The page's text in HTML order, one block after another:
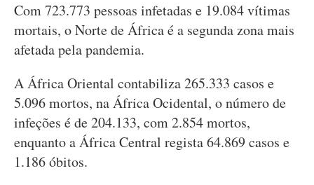
Com 723.773 pessoas infetadas e 19.084 vítimas
mortais, o Norte de África é a segunda zona mais
afetada pela pandemia.
A África Oriental contabiliza 265.333 casos e
5.096 mortos, na África Ocidental, o número de
infeções é de 204.133, com 2.854 mortos,
enquanto a África Central regista 64.869 casos e
1.186 óbitos.